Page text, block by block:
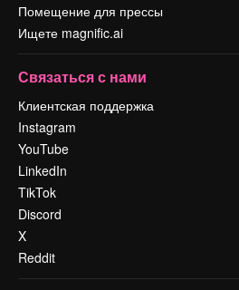
Помещение для прессы
Ищете magnific.ai
Связаться с нами
Клиентская поддержка
Instagram
YouTube
LinkedIn
TikTok
Discord
X
Reddit